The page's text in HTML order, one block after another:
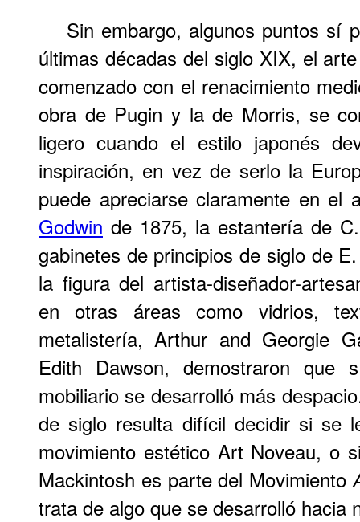
Sin embargo, algunos puntos sí
últimas décadas del siglo XIX, el
comenzado con el renacimiento
obra de Pugin y la de Morris, se
ligero cuando el estilo japonés
inspiración, en vez de serlo la
puede apreciarse claramente en
Godwin de 1875, la estantería de
gabinetes de principios de siglo de
la figura del artista-diseñador-
en otras áreas como vidrios,
metalistería, Arthur and Georgie
Edith Dawson, demostraron
mobiliario se desarrolló más
de siglo resulta difícil decidir si se
movimiento estético Art Noveau, o
Mackintosh es parte del Movimiento
trata de algo que se desarrolló hacia